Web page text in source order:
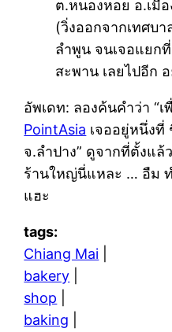
ต.หนองหอย อ.เมื
(วิ่งออกจากเทศบา
ลำพูน จนเจอแยก
สะพาน เลยไปอีก
อัพเดท: ลองค้นคำว่า “
PointAsia เจออยู่หนึ่งที่
จ.ลำปาง” ดูจากที่ตั้งแล้
ร้านใหญ่นี่แหละ … อืม
แฮะ
tags:
Chiang Mai
bakery
shop
baking